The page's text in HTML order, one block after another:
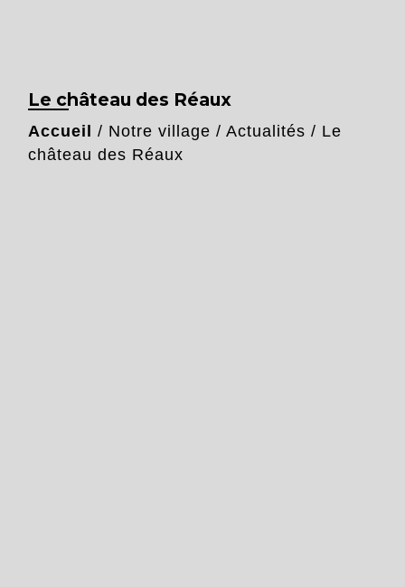
Le château des Réaux
Accueil / Notre village / Actualités / Le
château des Réaux